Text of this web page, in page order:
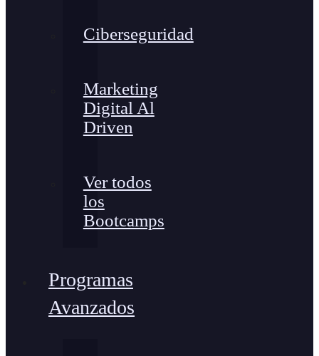
Ciberseguridad
Marketing
Digital Al
Driven
Ver todos
los
Bootcamps
Programas
Avanzados